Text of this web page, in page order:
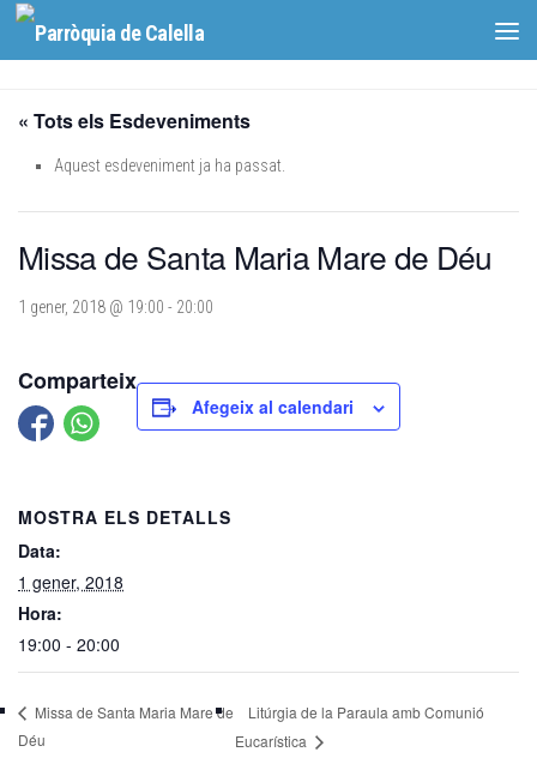
Skip to content
« Tots els Esdeveniments
Aquest esdeveniment ja ha passat.
Missa de Santa Maria Mare de Déu
1 gener, 2018 @ 19:00 - 20:00
Comparteix
Afegeix al calendari
MOSTRA ELS DETALLS
Data:
1 gener, 2018
Hora:
19:00 - 20:00
Missa de Santa Maria Mare de
Déu
Litúrgia de la Paraula amb Comunió
Eucarística